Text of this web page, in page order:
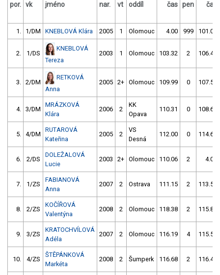
por. vk jméno nar. vt oddíl čas pen čas
1. 1/DM KNEBLOVÁ Klára 2005 1 Olomouc 4.00 999 101.06
2. 1/DS
KNEBLOVÁ
Tereza
2003 1 Olomouc 103.32 2 106.44
3. 2/DM
RETKOVÁ
Anna
2005 2+ Olomouc 109.99 0 107.59
4. 3/DM
MRÁZKOVÁ
Klára
2006 2
KK
Opava
110.31 0 108.63
5. 4/DM
RUTAROVÁ
Kateřina
2005 2
VS
Desná
112.00 0 114.62
6. 2/DS
DOLEŽALOVÁ
Lucie
2003 2+ Olomouc 110.06 2 4.00
7. 1/ZS
FABIANOVÁ
Anna
2007 2 Ostrava 111.15 2 113.57
8. 2/ZS
KOČÍŘOVÁ
Valentýna
2008 2 Olomouc 118.38 2 115.86
9. 3/ZS
KRATOCHVÍLOVÁ
Adéla
2007 2 Olomouc 116.19 4 115.57
10. 4/ZS
ŠTĚPÁNKOVÁ
Markéta
2008 2 Šumperk 116.68 2 116.49